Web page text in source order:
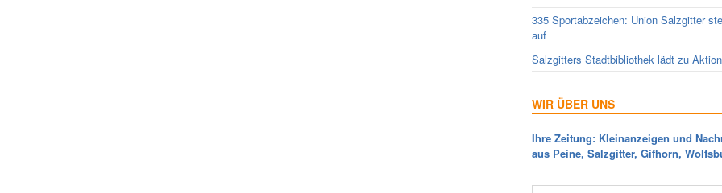
335 Sportabzeichen: Union Salzgitter
auf
Salzgitters Stadtbibliothek lädt zu
WIR ÜBER UNS
Ihre Zeitung: Kleinanzeigen und
aus Peine, Salzgitter, Gifhorn,